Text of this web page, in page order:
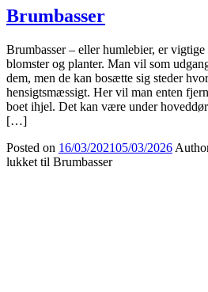
Brumbasser
Brumbasser – eller humlebier, er
blomster og planter. Man vil som
dem, men de kan bosætte sig steder
hensigtsmæssigt. Her vil man enten
boet ihjel. Det kan være under
[…]
Posted on 16/03/202105/03/2026
lukket til Brumbasser